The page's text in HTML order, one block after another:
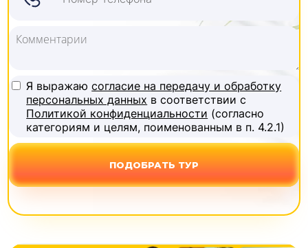
Я выражаюсогласие на передачу и обработку
персональных данных в соответствии с
Политикой конфиденциальности (согласно
категориям и целям, поименованным в п. 4.2.1)
ПОДОБРАТЬ ТУР